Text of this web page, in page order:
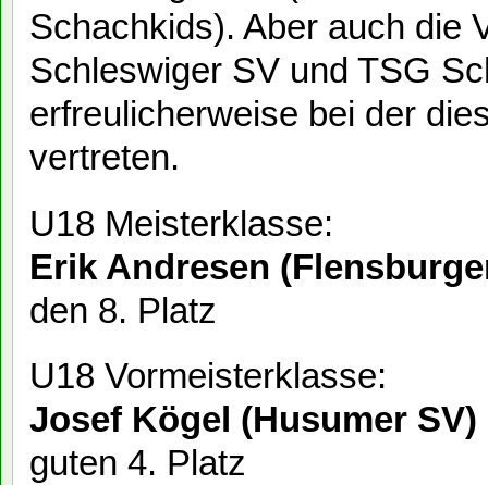
Schachkids). Aber auch die
Schleswiger SV und TSG
erfreulicherweise bei der
vertreten.
U18 Meisterklasse:
Erik Andresen
den 8. Platz
U18 Vormeisterklasse:
Josef Kögel (Husumer SV)
guten 4.